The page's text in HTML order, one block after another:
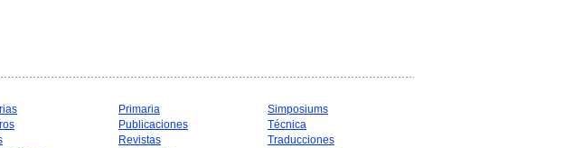
Primaria
Publicaciones
Revistas
Simposiums
Técnica
Traducciones